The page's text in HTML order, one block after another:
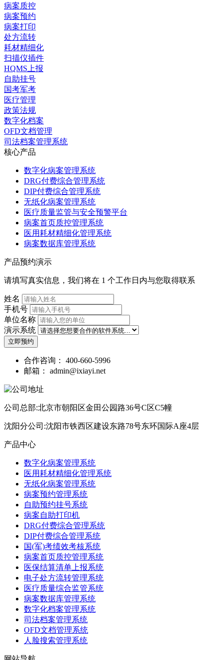
病案质控
病案预约
病案打印
处方流转
耗材精细化
扫描仪插件
HQMS上报
自助挂号
国考军考
医疗管理
政策法规
数字化档案
OFD文档管理
司法档案管理系统
核心产品
数字化病案管理系统
DRG付费综合管理系统
DIP付费综合管理系统
无纸化病案管理系统
医疗质量监管与安全预警平台
病案首页质控管理系统
医用耗材精细化管理系统
病案数据库管理系统
产品预约演示
请填写真实信息，我们将在 1 个工作日内与您取得联系
姓名
手机号
单位名称
演示系统
立即预约
合作咨询： 400-660-5996
邮箱： admin@ixiayi.net
公司总部:北京市朝阳区金田公园路36号C区C5幢
沈阳分公司:沈阳市铁西区建设东路78号东环国际A座4层
产品中心
数字化病案管理系统
医用耗材精细化管理系统
无纸化病案管理系统
病案预约管理系统
自助预约挂号系统
病案自助打印机
DRG付费综合管理系统
DIP付费综合管理系统
国(军)考绩效考核系统
病案首页质控管理系统
医保结算清单上报系统
电子处方流转管理系统
医疗质量综合监管系统
病案数据库管理系统
数字化档案管理系统
司法档案管理系统
OFD文档管理系统
人脸搜索管理系统